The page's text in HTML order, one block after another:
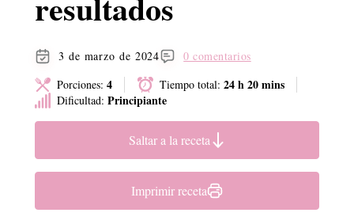
3 de marzo de 2024
0 comentarios
Porciones: 4 Tiempo total: 24 h 20 mins
Dificultad: Principiante
Saltar a la receta
Imprimir receta